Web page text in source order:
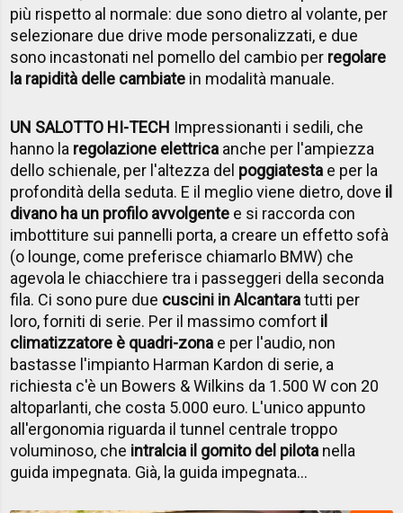
più rispetto al normale: due sono dietro al volante, per
selezionare due drive mode personalizzati, e due
sono incastonati nel pomello del cambio per regolare
la rapidità delle cambiate in modalità manuale.
UN SALOTTO HI-TECH Impressionanti i sedili, che
hanno la regolazione elettrica anche per l'ampiezza
dello schienale, per l'altezza del poggiatesta e per la
profondità della seduta. E il meglio viene dietro, dove il
divano ha un profilo avvolgente e si raccorda con
imbottiture sui pannelli porta, a creare un effetto sofà
(o lounge, come preferisce chiamarlo BMW) che
agevola le chiacchiere tra i passeggeri della seconda
fila. Ci sono pure due cuscini in Alcantaratutti per
loro, forniti di serie. Per il massimo comfort il
climatizzatore è quadri-zona e per l'audio, non
bastasse l'impianto Harman Kardon di serie, a
richiesta c'è un Bowers & Wilkins da 1.500 W con 20
altoparlanti, che costa 5.000 euro. L'unico appunto
all'ergonomia riguarda il tunnel centrale troppo
voluminoso, che intralcia il gomito del pilota nella
guida impegnata. Già, la guida impegnata...